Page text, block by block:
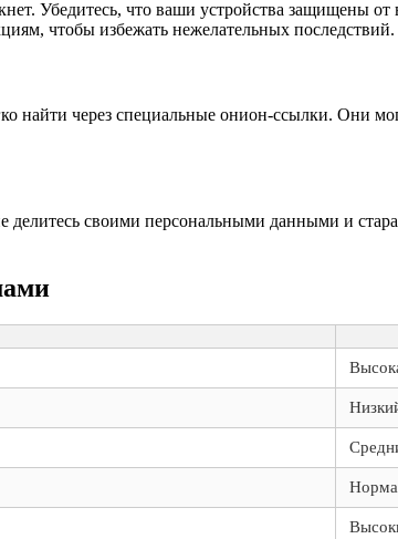
Убедитесь, что ваши устройства защищены
чтобы избежать нежелательных последствий.
найти через специальные онион-ссылки. Они
делитесь своими персональными данными и